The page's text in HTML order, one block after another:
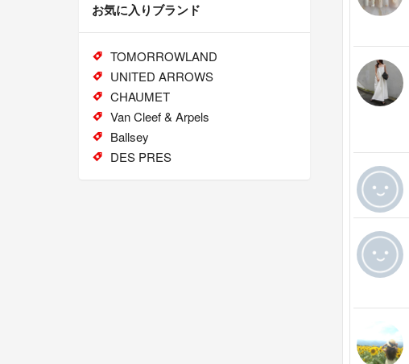
お気に入りブランド
TOMORROWLAND
UNITED ARROWS
CHAUMET
Van Cleef & Arpels
Ballsey
DES PRES